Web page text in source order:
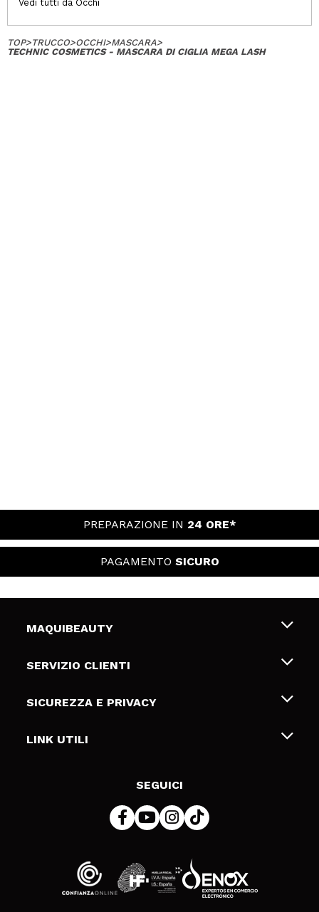
Vedi tutti da Occhi
TOP>TRUCCO>OCCHI>MASCARA>
TECHNIC COSMETICS - MASCARA DI CIGLIA MEGA LASH
PREPARAZIONE IN 24 ORE*
PAGAMENTO SICURO
MAQUIBEAUTY
Chi siamo
Gift Cards
SERVIZIO CLIENTI
Spedizioni & Resi
Metodi di pagamamento
SICUREZZA E PRIVACY
Termini e condizioni
LINK UTILI
SEGUICI